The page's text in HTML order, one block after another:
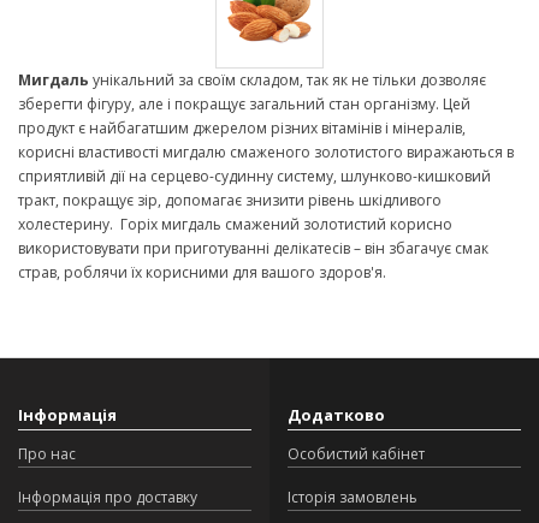
Мигдаль унікальний за своїм складом, так як не тільки дозволяє
зберегти фігуру, але і покращує загальний стан організму. Цей
продукт є найбагатшим джерелом різних вітамінів і мінералів,
корисні властивості мигдалю смаженого золотистого виражаються в
сприятливій дії на серцево-судинну систему, шлунково-кишковий
тракт, покращує зір, допомагає знизити рівень шкідливого
холестерину. Горіх мигдаль смажений золотистий корисно
використовувати при приготуванні делікатесів – він збагачує смак
страв, роблячи їх корисними для вашого здоров'я.
Інформація
Про нас
Інформація про доставку
Додатково
Особистий кабінет
Історія замовлень